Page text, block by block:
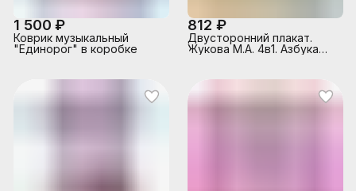
1 500 ₽
Коврик музыкальный
"Единорог" в коробке
812 ₽
Двусторонний плакат.
Жукова М.А. 4в1. Азбука